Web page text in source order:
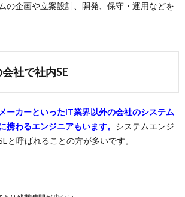
の企画や立案設計、開発、保守・運用などを
社で社内SE
メーカーといったIT業界以外の会社のシステム
携わるエンジニアもいます。 システムエンジ
と呼ばれることの方が多いです。